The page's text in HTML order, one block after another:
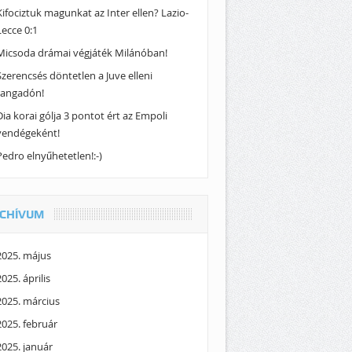
magunkat az Inter ellen? Lazio-
0:1
drámai végjáték Milánóban!
döntetlen a Juve elleni
korai gólja 3 pontot ért az Empoli
elnyűhetetlen!:-)
május
április
március
február
január